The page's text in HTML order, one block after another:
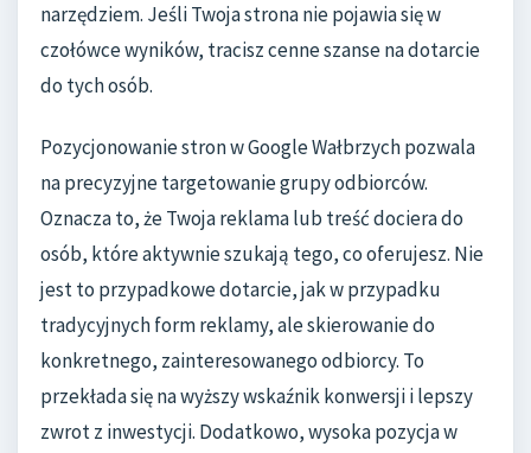
narzędziem. Jeśli Twoja strona nie pojawia się w
czołówce wyników, tracisz cenne szanse na dotarcie
do tych osób.
Pozycjonowanie stron w Google Wałbrzych pozwala
na precyzyjne targetowanie grupy odbiorców.
Oznacza to, że Twoja reklama lub treść dociera do
osób, które aktywnie szukają tego, co oferujesz. Nie
jest to przypadkowe dotarcie, jak w przypadku
tradycyjnych form reklamy, ale skierowanie do
konkretnego, zainteresowanego odbiorcy. To
przekłada się na wyższy wskaźnik konwersji i lepszy
zwrot z inwestycji. Dodatkowo, wysoka pozycja w